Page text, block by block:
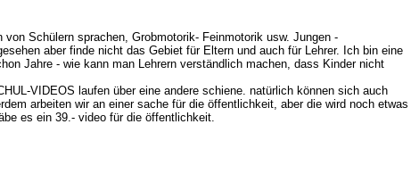
Schülern sprachen, Grobmotorik- Feinmotorik usw. Jungen -
aber finde nicht das Gebiet für Eltern und auch für Lehrer. Ich bin eine
Jahre - wie kann man Lehrern verständlich machen, dass Kinder nicht
VIDEOS laufen über eine andere schiene. natürlich können sich auch
arbeiten wir an einer sache für die öffentlichkeit, aber die wird noch etwas
es ein 39.- video für die öffentlichkeit.